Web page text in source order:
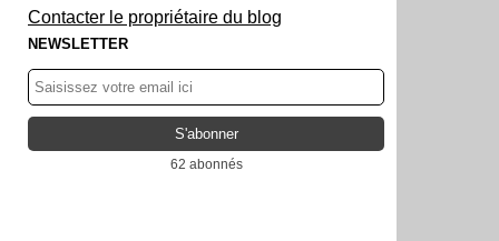
Contacter le propriétaire du blog
NEWSLETTER
62 abonnés